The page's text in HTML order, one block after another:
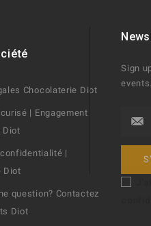
Chocolaterie Diot
| Engagement
Diot
|
Diot
question? Contactez
Diot
Sign
events.